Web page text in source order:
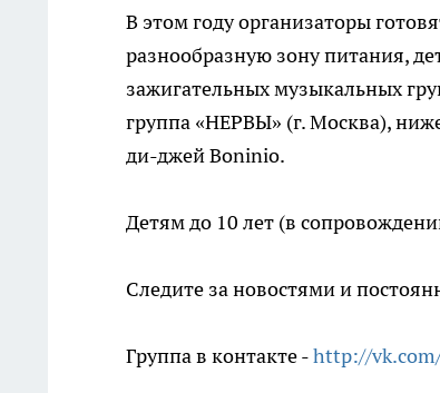
В этом году организаторы
разнообразную зону питания,
зажигательных музыкальных
группа «НЕРВЫ» (г. Москва),
ди-джей Boninio.
Детям до 10 лет (в
Следите за новостями и
Группа в контакте -http://